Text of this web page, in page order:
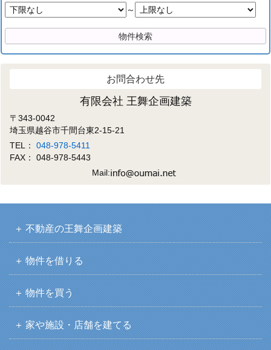
～
お問合わせ先
有限会社 王舞企画建築
〒343-0042
埼玉県越谷市千間台東2-15-21
TEL：048-978-5411
FAX： 048-978-5443
Mail:
不動産の王舞企画建築
物件を借りる
物件を買う
家や施設・店舗を建てる